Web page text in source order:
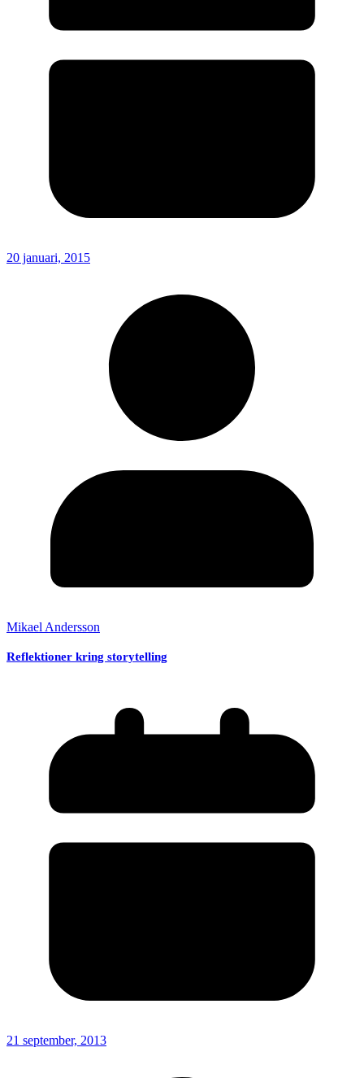
20 januari, 2015
Mikael Andersson
Reflektioner kring storytelling
21 september, 2013